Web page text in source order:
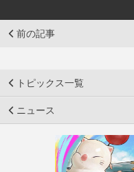
前の記事
トピックス一覧
ニュース